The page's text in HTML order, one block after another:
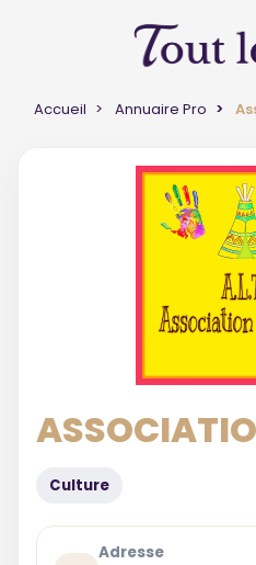
Accueil Annuaire Pro
Culture
Adresse